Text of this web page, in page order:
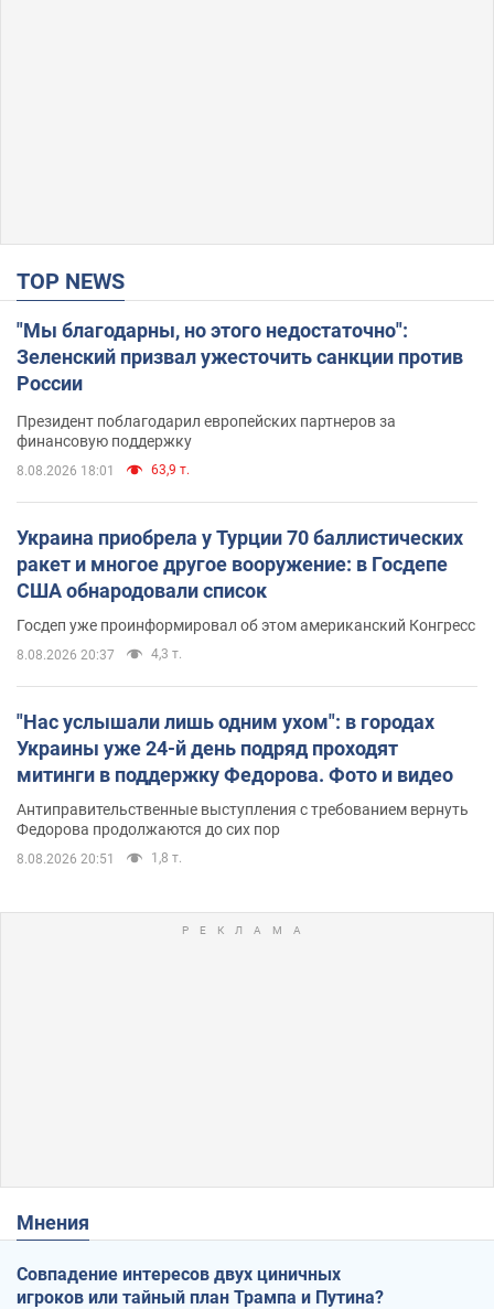
TOP NEWS
"Мы благодарны, но этого недостаточно":
Зеленский призвал ужесточить санкции против
России
Президент поблагодарил европейских партнеров за
финансовую поддержку
8.08.2026 18:01 63,9 т.
Украина приобрела у Турции 70 баллистических
ракет и многое другое вооружение: в Госдепе
США обнародовали список
Госдеп уже проинформировал об этом американский Конгресс
8.08.2026 20:37 4,3 т.
"Нас услышали лишь одним ухом": в городах
Украины уже 24-й день подряд проходят
митинги в поддержку Федорова. Фото и видео
Антиправительственные выступления с требованием вернуть
Федорова продолжаются до сих пор
8.08.2026 20:51 1,8 т.
Мнения
Совпадение интересов двух циничных
игроков или тайный план Трампа и Путина?